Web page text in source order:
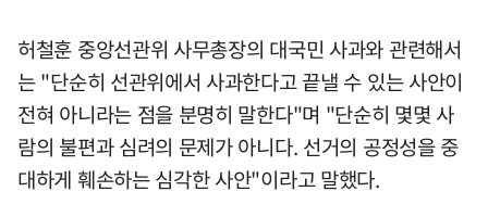
허철훈 중앙선관위 사무총장의 대국민 사과와 관련해서
는 "단순히 선관위에서 사과한다고 끝낼 수 있는 사안이
전혀 아니라는 점을 분명히 말한다"며 "단순히 몇몇 사
람의 불편과 심려의 문제가 아니다. 선거의 공정성을 중
대하게 훼손하는 심각한 사안"이라고 말했다.